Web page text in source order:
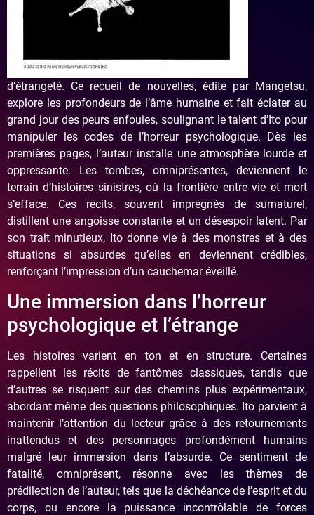
d’étrangeté. Ce recueil de nouvelles, édité par Mangetsu,
explore les profondeurs de l’âme humaine et fait éclater au
grand jour des peurs enfouies, soulignant le talent d’Ito pour
manipuler les codes de l’horreur psychologique. Dès les
premières pages, l’auteur installe une atmosphère lourde et
oppressante. Les tombes, omniprésentes, deviennent le
terrain d’histoires sinistres, où la frontière entre vie et mort
s’efface. Ces récits, souvent imprégnés de surnaturel,
distillent une angoisse constante et un désespoir latent. Par
son trait minutieux, Ito donne vie à des monstres et à des
situations si absurdes qu’elles en deviennent crédibles,
renforçant l’impression d’un cauchemar éveillé.
Une immersion dans l’horreur
psychologique et l’étrange
Les histoires varient en ton et en structure. Certaines
rappellent les récits de fantômes classiques, tandis que
d’autres se risquent sur des chemins plus expérimentaux,
abordant même des questions philosophiques. Ito parvient à
maintenir l’attention du lecteur grâce à des retournements
inattendus et des personnages profondément humains
malgré leur immersion dans l’absurde. Ce sentiment de
fatalité, omniprésent, résonne avec les thèmes de
prédilection de l’auteur, tels que la déchéance de l’esprit et du
corps, ou encore la puissance incontrôlable de forces